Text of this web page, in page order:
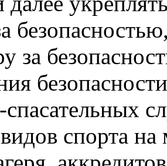
за
спасательных
видов спорта